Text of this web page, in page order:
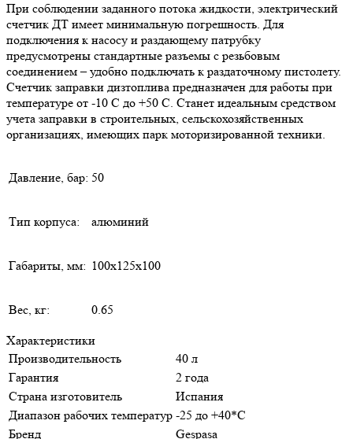
При соблюдении заданного потока жидкости, электрический
счетчик ДТ имеет минимальную погрешность. Для
подключения к насосу и раздающему патрубку
предусмотрены стандартные разъемы с резьбовым
соединением – удобно подключать к раздаточному пистолету.
Счетчик заправки дизтоплива предназначен для работы при
температуре от -10 С до +50 С. Станет идеальным средством
учета заправки в строительных, сельскохозяйственных
организациях, имеющих парк моторизированной техники.
Давление, бар: 50
Тип корпуса: алюминий
Габариты, мм: 100х125х100
Вес, кг: 0.65
Характеристики
Производительность
40 л
Гарантия
2 года
Страна изготовитель
Испания
Диапазон рабочих температур -25 до +40*С
Бренд
Gespasa